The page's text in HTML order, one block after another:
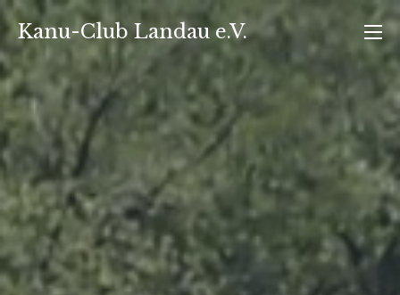
Zum
Inhalt
springen
Kanu-Club Landau e.V.